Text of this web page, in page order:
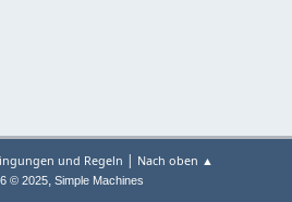
und Regeln | Nach oben ▲
© 2025, Simple Machines